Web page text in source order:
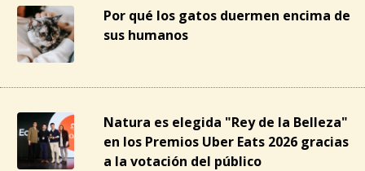
Por qué los gatos duermen encima de
sus humanos
Natura es elegida "Rey de la Belleza"
en los Premios Uber Eats 2026 gracias
a la votación del público